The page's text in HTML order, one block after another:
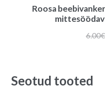
Roosa
6.00€
Seotud tooted